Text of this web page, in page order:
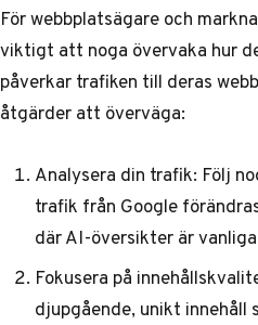
För webbplatsägare och
viktigt att noga övervaka hur
påverkar trafiken till deras
åtgärder att överväga:
Analysera din trafik: Följ
trafik från Google
där AI-översikter är
Fokusera på
djupgående, unikt innehåll